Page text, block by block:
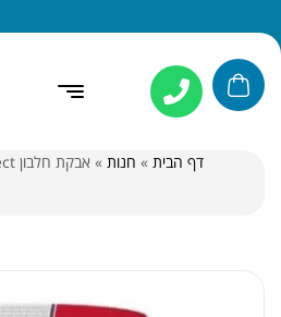
דף הבית » חנות » אבקת חלבון iso one super effect